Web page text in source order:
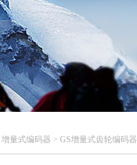
增量式编码器 > GS增量式齿轮编码器